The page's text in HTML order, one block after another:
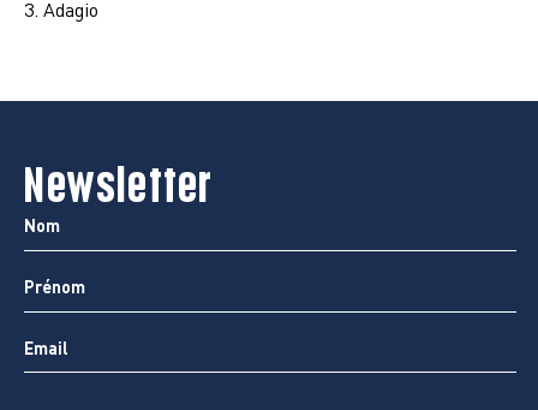
3. Adagio
Newsletter